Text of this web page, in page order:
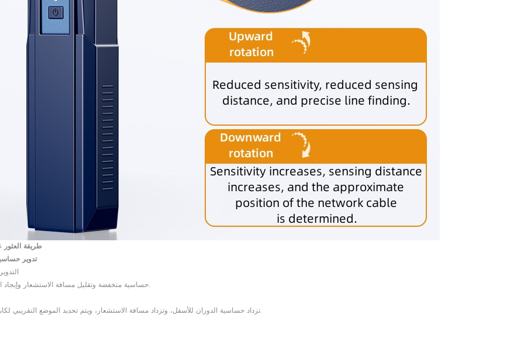
طريقة
تدوير
1)
حساسية منخفضة وتقليل مسافة الاستشعار وإيجاد الخط بدقة.
تزداد حساسية الدوران للأسفل، وتزداد مسافة الاستشعار، ويتم تحديد الموضع التقريبي لكابل الشبكة.